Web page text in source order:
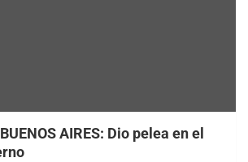
AIRES: Dio pelea en el